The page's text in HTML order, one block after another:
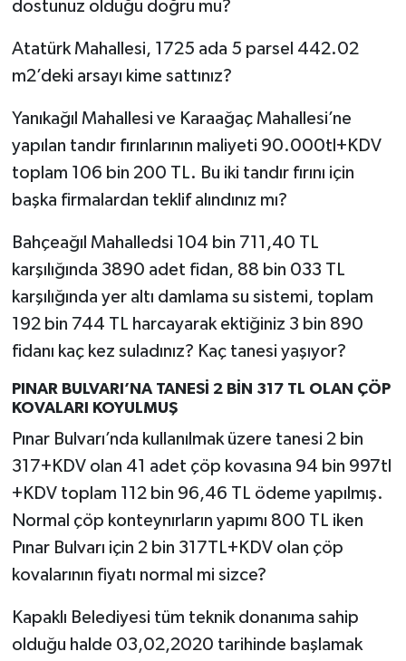
dostunuz olduğu doğru mu?
Atatürk Mahallesi, 1725 ada 5 parsel 442.02
m2’deki arsayı kime sattınız?
Yanıkağıl Mahallesi ve Karaağaç Mahallesi’ne
yapılan tandır fırınlarının maliyeti 90.000tl+KDV
toplam 106 bin 200 TL. Bu iki tandır fırını için
başka firmalardan teklif alındınız mı?
Bahçeağıl Mahalledsi 104 bin 711,40 TL
karşılığında 3890 adet fidan, 88 bin 033 TL
karşılığında yer altı damlama su sistemi, toplam
192 bin 744 TL harcayarak ektiğiniz 3 bin 890
fidanı kaç kez suladınız? Kaç tanesi yaşıyor?
PINAR BULVARI’NA TANESİ 2 BİN 317 TL OLAN ÇÖP
KOVALARI KOYULMUŞ
Pınar Bulvarı’nda kullanılmak üzere tanesi 2 bin
317+KDV olan 41 adet çöp kovasına 94 bin 997tl
+KDV toplam 112 bin 96,46 TL ödeme yapılmış.
Normal çöp konteynırların yapımı 800 TL iken
Pınar Bulvarı için 2 bin 317TL+KDV olan çöp
kovalarının fiyatı normal mi sizce?
Kapaklı Belediyesi tüm teknik donanıma sahip
olduğu halde 03,02,2020 tarihinde başlamak